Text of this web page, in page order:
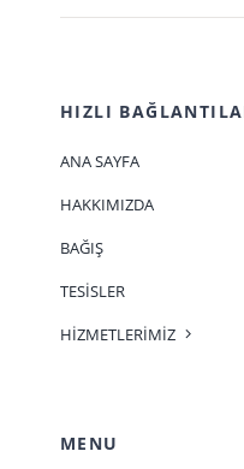
HIZLI
ANA SAYFA
HAKKIMIZDA
BAĞIŞ
TESİSLER
HİZMETLERİMİZ
MENU